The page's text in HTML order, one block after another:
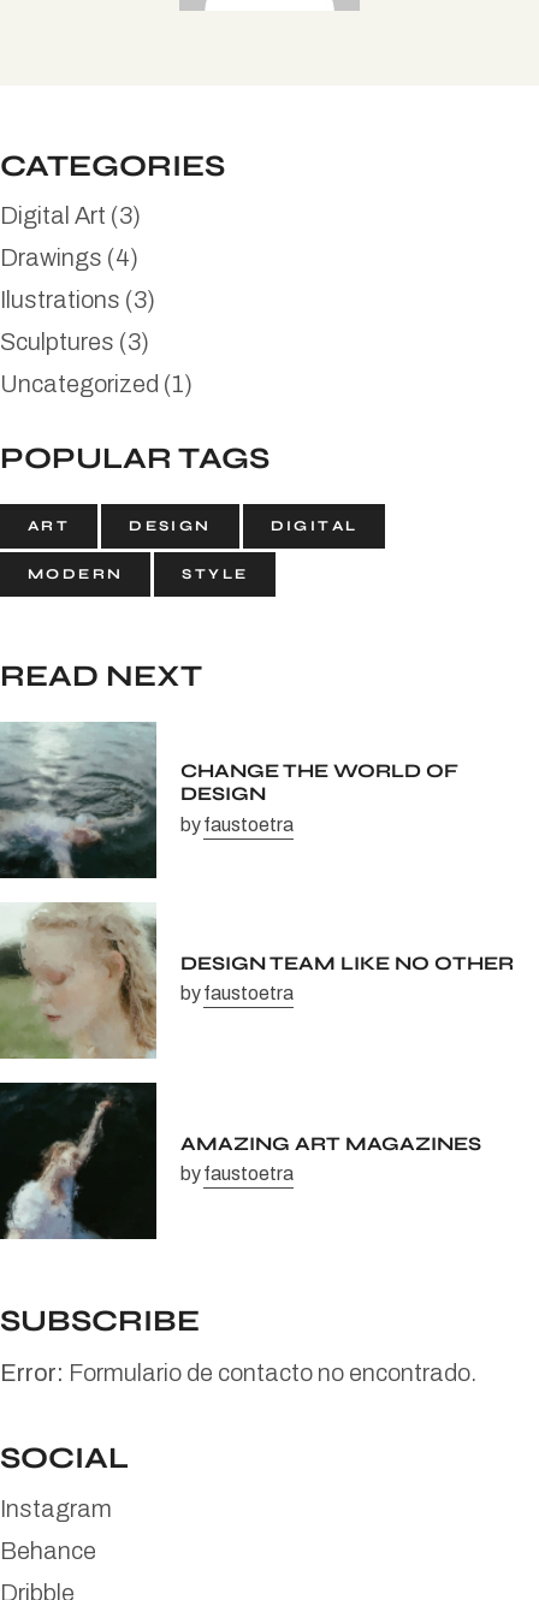
CATEGORIES
Digital Art (3)
Drawings (4)
Ilustrations (3)
Sculptures (3)
Uncategorized (1)
POPULAR TAGS
ART DESIGN DIGITAL
MODERN STYLE
READ NEXT
CHANGE THE WORLD OF
DESIGN
byfaustoetra
DESIGN TEAM LIKE NO OTHER
byfaustoetra
AMAZING ART MAGAZINES
byfaustoetra
SUBSCRIBE
Error: Formulario de contacto no encontrado.
SOCIAL
Instagram
Behance
Dribble